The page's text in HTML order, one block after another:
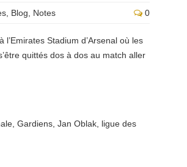
Blog Notes 0
Stadium d’Arsenal où les
quittés dos à dos au match aller
Gardiens Jan Oblak ligue des